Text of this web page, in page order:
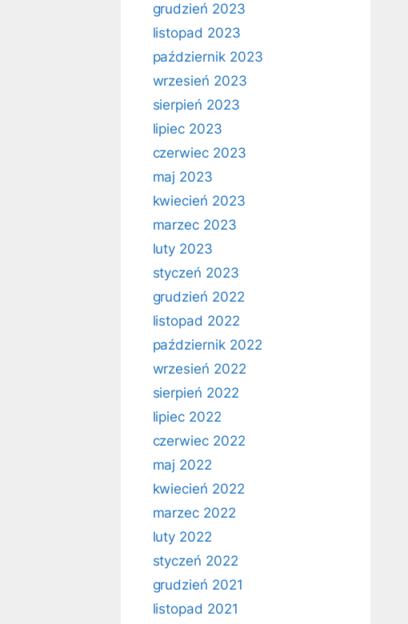
grudzień 2023
listopad 2023
październik 2023
wrzesień 2023
sierpień 2023
lipiec 2023
czerwiec 2023
maj 2023
kwiecień 2023
marzec 2023
luty 2023
styczeń 2023
grudzień 2022
listopad 2022
październik 2022
wrzesień 2022
sierpień 2022
lipiec 2022
czerwiec 2022
maj 2022
kwiecień 2022
marzec 2022
luty 2022
styczeń 2022
grudzień 2021
listopad 2021